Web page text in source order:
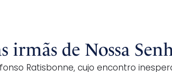
irmãs de Nossa
Ratisbonne, cujo encontro